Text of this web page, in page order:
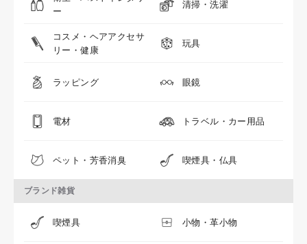
ー
清掃・洗濯
コスメ・ヘアアクセサ
リー・健康
玩具
ラッピング 眼鏡
電材 トラベル・カー用品
ペット・芳香消臭 喫煙具・仏具
ブランド雑貨
喫煙具 小物・革小物